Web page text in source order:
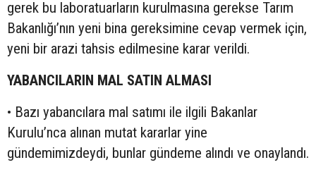
gerek bu laboratuarların kurulmasına gerekse Tarım
Bakanlığı’nın yeni bina gereksimine cevap vermek için,
yeni bir arazi tahsis edilmesine karar verildi.
YABANCILARIN MAL SATIN ALMASI
• Bazı yabancılara mal satımı ile ilgili Bakanlar
Kurulu’nca alınan mutat kararlar yine
gündemimizdeydi, bunlar gündeme alındı ve onaylandı.